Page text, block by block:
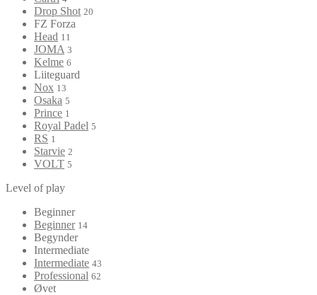
Drop Shot 20
FZ Forza
Head 11
JOMA 3
Kelme 6
Liiteguard
Nox 13
Osaka 5
Prince 1
Royal Padel 5
RS 1
Starvie 2
VOLT 5
Level of play
Beginner
Beginner 14
Begynder
Intermediate
Intermediate 43
Professional 62
Øvet